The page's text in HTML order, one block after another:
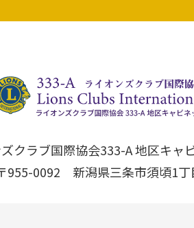
クラブ国際協会333-A 地区キャ
955-0092 新潟県三条市須頃1丁